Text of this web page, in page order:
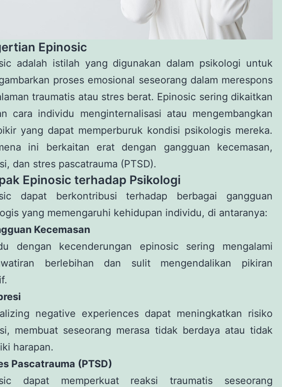
Epinosic
adalah istilah yang digunakan dalam psikologi untuk
proses emosional seseorang dalam merespons
traumatis atau stres berat. Epinosic sering dikaitkan
cara individu menginternalisasi atau mengembangkan
yang dapat memperburuk kondisi psikologis mereka.
ini berkaitan erat dengan gangguan kecemasan,
dan stres pascatrauma (PTSD).
Epinosic terhadap Psikologi
dapat berkontribusi terhadap berbagai gangguan
yang memengaruhi kehidupan individu, di antaranya:
Kecemasan
dengan kecenderungan epinosic sering mengalami
berlebihan dan sulit mengendalikan pikiran
negative experiences dapat meningkatkan risiko
membuat seseorang merasa tidak berdaya atau tidak
harapan.
Pascatrauma (PTSD)
dapat memperkuat reaksi traumatis seseorang